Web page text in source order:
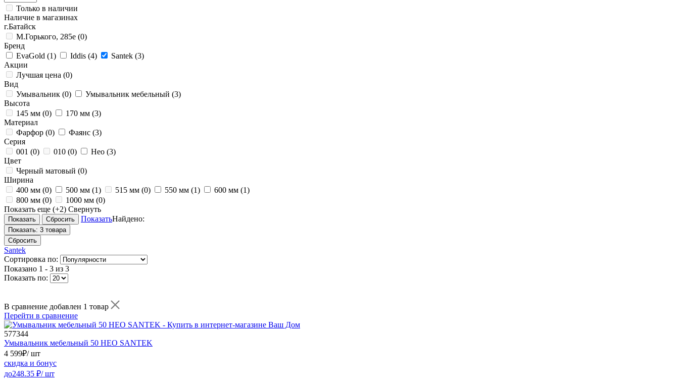
Только в наличии
Наличие в магазинах
г.Батайск
М.Горького, 285е (0)
Бренд
EvaGold (1) Iddis (4) Santek (3)
Акции
Лучшая цена (0)
Вид
Умывальник (0) Умывальник мебельный (3)
Высота
145 мм (0) 170 мм (3)
Материал
Фарфор (0) Фаянс (3)
Серия
001 (0) 010 (0) Нео (3)
Цвет
Черный матовый (0)
Ширина
400 мм (0) 500 мм (1) 515 мм (0) 550 мм (1) 600 мм (1)
800 мм (0) 1000 мм (0)
Показать еще (+2) Свернуть
ПоказатьНайдено:
Показать: 3 товара
Сбросить
Santek
Сортировка по:
Показано 1 - 3 из 3
Показать по:
В сравнение добавлен 1 товар
Перейти в сравнение
577344
Умывальник мебельный 50 НЕО SANTEK
4 599₽/ шт
скидка и бонус
до248.35 ₽/ шт